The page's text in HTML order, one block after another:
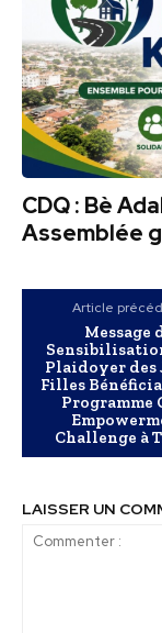
CDQ : Bè
Assemblée
Article
Message
Plaidoyer des
Filles
Programme
Challenge à
LAISSER UN